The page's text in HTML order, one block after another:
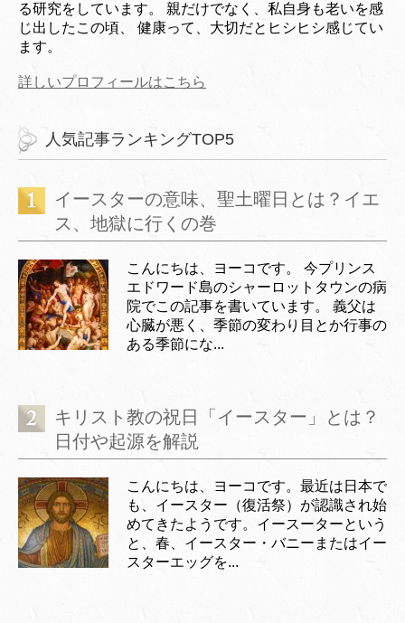
る研究をしています。 親だけでなく、私自身も老いを感
じ出したこの頃、 健康って、大切だとヒシヒシ感じてい
ます。
詳しいプロフィールはこちら
人気記事ランキングTOP5
イースターの意味、聖土曜日とは？イエ
ス、地獄に行くの巻
こんにちは、ヨーコです。 今プリンス
エドワード島のシャーロットタウンの病
院でこの記事を書いています。 義父は
心臓が悪く、季節の変わり目とか行事の
ある季節にな...
キリスト教の祝日「イースター」とは？
日付や起源を解説
こんにちは、ヨーコです。最近は日本で
も、イースター（復活祭）が認識され始
めてきたようです。イースーターという
と、春、イースター・バニーまたはイー
スターエッグを...